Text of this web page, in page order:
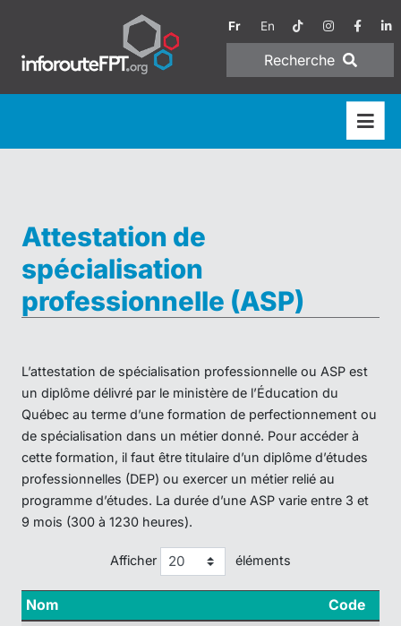
Fr En
Recherche
Attestation de
spécialisation
professionnelle (ASP)
L’attestation de spécialisation professionnelle ou ASP est
un diplôme délivré par le ministère de l’Éducation du
Québec au terme d’une formation de perfectionnement ou
de spécialisation dans un métier donné. Pour accéder à
cette formation, il faut être titulaire d’un diplôme d’études
professionnelles (DEP) ou exercer un métier relié au
programme d’études. La durée d’une ASP varie entre 3 et
9 mois (300 à 1230 heures).
Afficher éléments
Nom Code